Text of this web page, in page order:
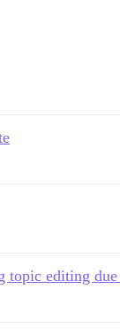
topic editing